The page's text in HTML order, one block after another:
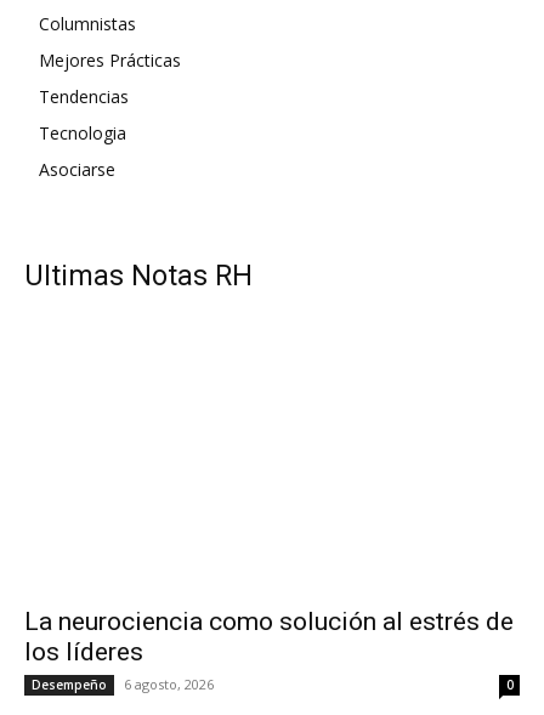
Columnistas
Mejores Prácticas
Tendencias
Tecnologia
Asociarse
UItimas Notas RH
La neurociencia como solución al estrés de
los líderes
Desempeño 6 agosto, 2026 0